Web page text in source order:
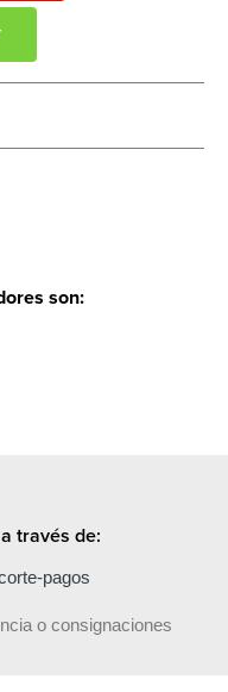
son:
través de:
o consignaciones